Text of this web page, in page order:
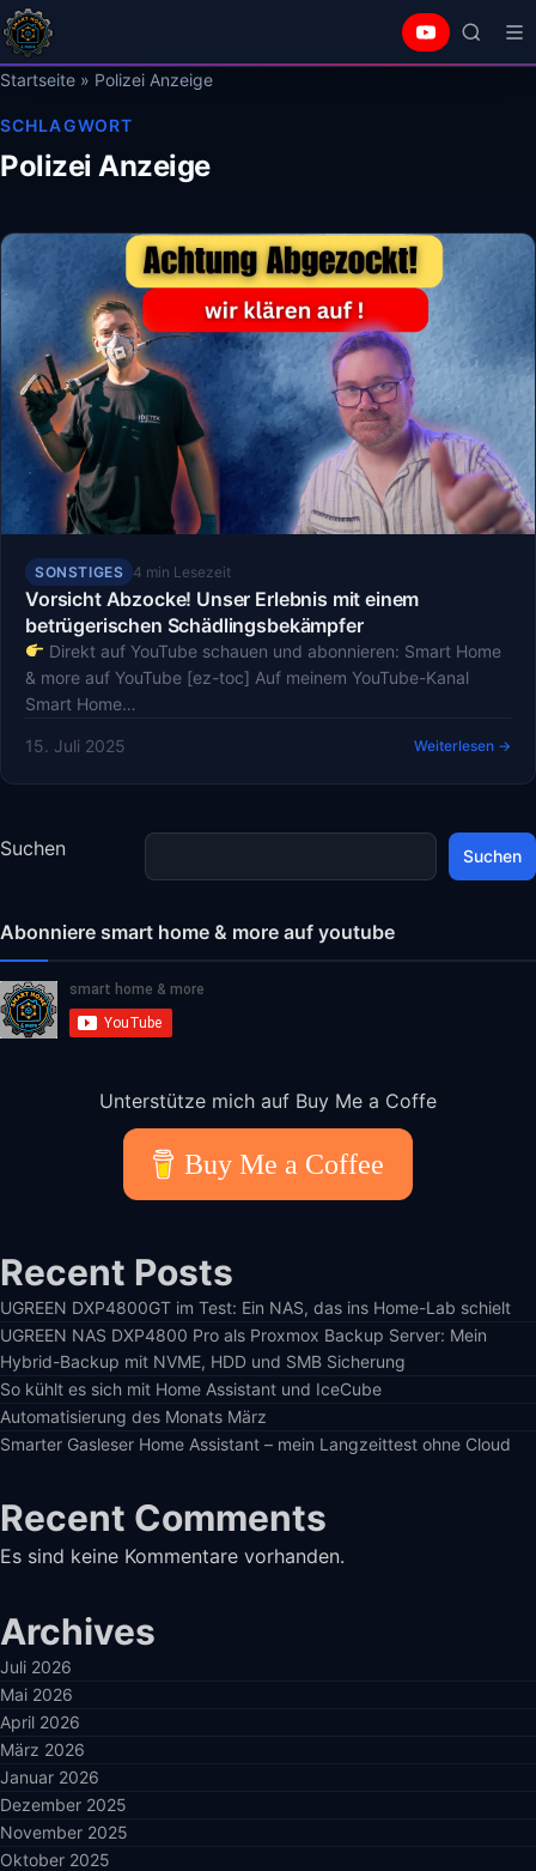
Startseite » Polizei Anzeige
SCHLAGWORT
Polizei Anzeige
SONSTIGES 4 min Lesezeit
Vorsicht Abzocke! Unser Erlebnis mit einem
betrügerischen Schädlingsbekämpfer
Direkt auf YouTube schauen und abonnieren: Smart Home
& more auf YouTube [ez-toc] Auf meinem YouTube-Kanal
Smart Home…
15. Juli 2025 Weiterlesen →
Suchen Suchen
Abonniere smart home & more auf youtube
Unterstütze mich auf Buy Me a Coffe
Buy Me a Coffee
Recent Posts
UGREEN DXP4800GT im Test: Ein NAS, das ins Home-Lab schielt
UGREEN NAS DXP4800 Pro als Proxmox Backup Server: Mein
Hybrid-Backup mit NVME, HDD und SMB Sicherung
So kühlt es sich mit Home Assistant und IceCube
Automatisierung des Monats März
Smarter Gasleser Home Assistant – mein Langzeittest ohne Cloud
Recent Comments
Es sind keine Kommentare vorhanden.
Archives
Juli 2026
Mai 2026
April 2026
März 2026
Januar 2026
Dezember 2025
November 2025
Oktober 2025